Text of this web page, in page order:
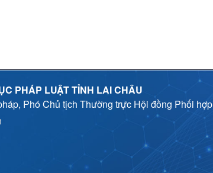
PHÁP LUẬT TỈNH LAI CHÂU
Phó Chủ tịch Thường trực Hội đồng Phối